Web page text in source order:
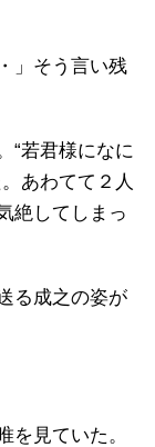
」そう言い残
“若君様になに
あわてて２人
絶してしまっ
る成之の姿が
を見ていた。